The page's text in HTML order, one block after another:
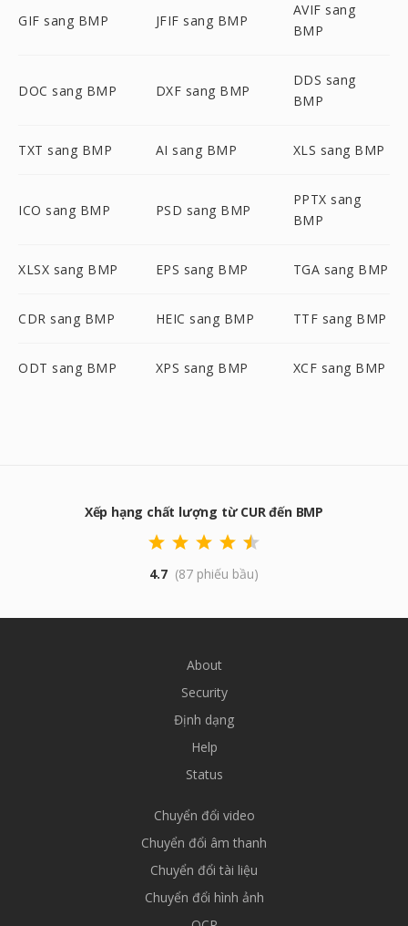
GIF sang BMP JFIF sang BMP
AVIF sang
BMP
DOC sang BMP DXF sang BMP
DDS sang
BMP
TXT sang BMP AI sang BMP XLS sang BMP
ICO sang BMP PSD sang BMP
PPTX sang
BMP
XLSX sang BMP EPS sang BMP TGA sang BMP
CDR sang BMP HEIC sang BMP TTF sang BMP
ODT sang BMP XPS sang BMP XCF sang BMP
Xếp hạng chất lượng từ CUR đến BMP
4.7 (87 phiếu bầu)
About
Security
Định dạng
Help
Status
Chuyển đổi video
Chuyển đổi âm thanh
Chuyển đổi tài liệu
Chuyển đổi hình ảnh